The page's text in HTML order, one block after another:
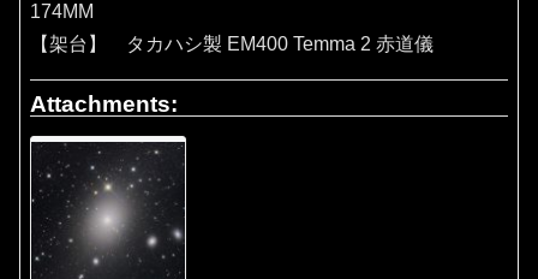
174MM
【架台】 タカハシ製 EM400 Temma 2 赤道儀
Attachments: